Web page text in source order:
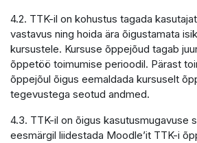
4.2. TTK-il on kohustus tagada
vastavus ning hoida ära õigustamata
kursustele. Kursuse õppejõud tagab
õppetöö toimumise perioodil. Pärast
õppejõul õigus eemaldada kursuselt
tegevustega seotud andmed.
4.3. TTK-il on õigus kasutusmugavuse
eesmärgil liidestada Moodle’it TTK-i